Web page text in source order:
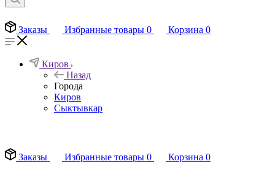
Заказы Избранные товары 0 Корзина 0
Киров
Назад
Города
Киров
Сыктывкар
Заказы
Избранные товары 0 Корзина 0